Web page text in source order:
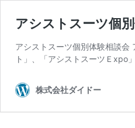
アシストスーツ個
アシストスーツ個別体験相談会
ト」、「アシストスーツＥxpo
株式会社ダイドー